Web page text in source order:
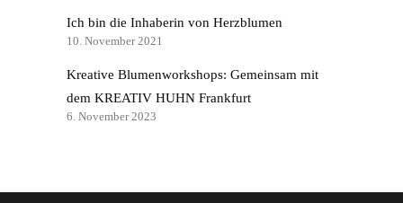
Ich bin die Inhaberin von Herzblumen
10. November 2021
Kreative Blumenworkshops: Gemeinsam mit
dem KREATIV HUHN Frankfurt
6. November 2023